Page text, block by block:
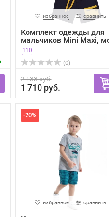
избранное сравнить
Комплект одежды для
мальчиков Mini Maxi,
110
(0)
2 138 руб.
1 710 руб.
-20%
избранное сравнить